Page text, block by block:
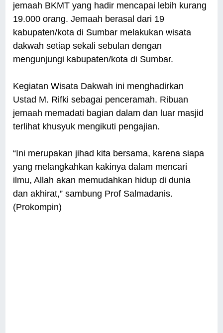
jemaah BKMT yang hadir mencapai lebih kurang
19.000 orang. Jemaah berasal dari 19
kabupaten/kota di Sumbar melakukan wisata
dakwah setiap sekali sebulan dengan
mengunjungi kabupaten/kota di Sumbar.
Kegiatan Wisata Dakwah ini menghadirkan
Ustad M. Rifki sebagai penceramah. Ribuan
jemaah memadati bagian dalam dan luar masjid
terlihat khusyuk mengikuti pengajian.
“Ini merupakan jihad kita bersama, karena siapa
yang melangkahkan kakinya dalam mencari
ilmu, Allah akan memudahkan hidup di dunia
dan akhirat,” sambung Prof Salmadanis.
(Prokompin)